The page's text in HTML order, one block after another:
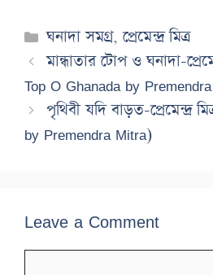
Categories
ঘনাদা সমগ্র,প্রেমেন্দ্র মিত্র
মান্ধাতার টোপ ও ঘনাদা-
Top O Ghanada by
পৃথিবী যদি বাড়ত-প্রেমেন্দ্র
by Premendra Mitra)
Leave a Comment